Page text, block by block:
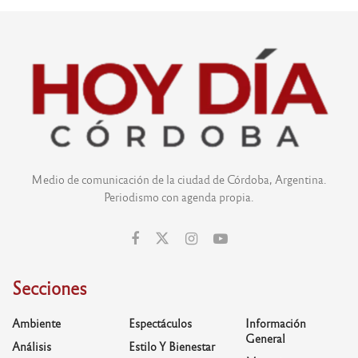
Medio de comunicación de la ciudad de Córdoba, Argentina.
Periodismo con agenda propia.
Secciones
Ambiente
Análisis
Espectáculos
Estilo Y Bienestar
Información
General